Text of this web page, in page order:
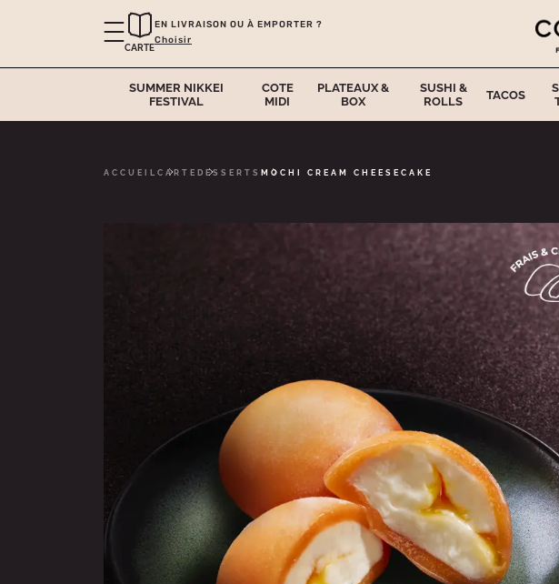
CARTE
EN LIVRAISON OU À EMPORTER ?
Choisir
SUMMER NIKKEI
FESTIVAL
COTE
MIDI
PLATEAUX &
BOX
SUSHI &
ROLLS
TACOS
ACCUEIL CARTE DESSERTS MOCHI CREAM CHEESECAKE